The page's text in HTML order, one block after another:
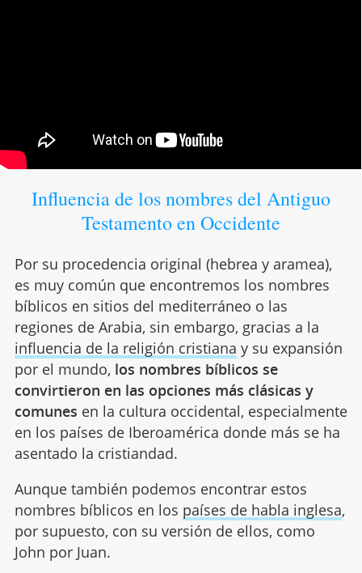
Influencia de los nombres del Antiguo
Testamento en Occidente
Por su procedencia original (hebrea y aramea),
es muy común que encontremos los nombres
bíblicos en sitios del mediterráneo o las
regiones de Arabia, sin embargo, gracias a la
influencia de la religión cristiana y su expansión
por el mundo, los nombres bíblicos se
convirtieron en las opciones más clásicas y
comunes en la cultura occidental, especialmente
en los países de Iberoamérica donde más se ha
asentado la cristiandad.
Aunque también podemos encontrar estos
nombres bíblicos en los países de habla inglesa,
por supuesto, con su versión de ellos, como
John por Juan.